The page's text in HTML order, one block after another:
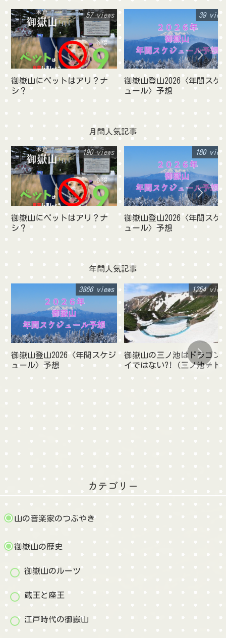
御嶽山にペットはアリ？ナ
シ？
57 views
御嶽山登山2026〈年間スケ
ュール〉予想
39
月間人気記事
御嶽山にペットはアリ？ナ
シ？
190 views
御嶽山登山2026〈年間スケ
ュール〉予想
180
年間人気記事
御嶽山登山2026〈年間スケジ
ュール〉予想
3866 views
御嶽山の三ノ池はドラゴン
イではない?!（三ノ池≠ド
1254
カテゴリー
山の音楽家のつぶやき
御嶽山の歴史
御嶽山のルーツ
蔵王と座王
江戸時代の御嶽山